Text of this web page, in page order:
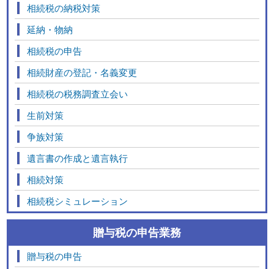
相続税の納税対策
延納・物納
相続税の申告
相続財産の登記・名義変更
相続税の税務調査立会い
生前対策
争族対策
遺言書の作成と遺言執行
相続対策
相続税シミュレーション
贈与税の申告業務
贈与税の申告